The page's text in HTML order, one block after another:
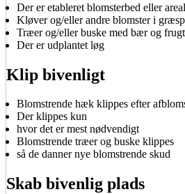
Der er etableret blomsterbed eller
Kløver og/eller andre blomster i
Træer og/eller buske med bær og frugt
Der er udplantet løg
Klip bivenligt
Blomstrende hæk klippes efter
Der klippes kun
hvor det er mest nødvendigt
Blomstrende træer og buske klippes
så de danner nye blomstrende skud
Skab bivenlig plads